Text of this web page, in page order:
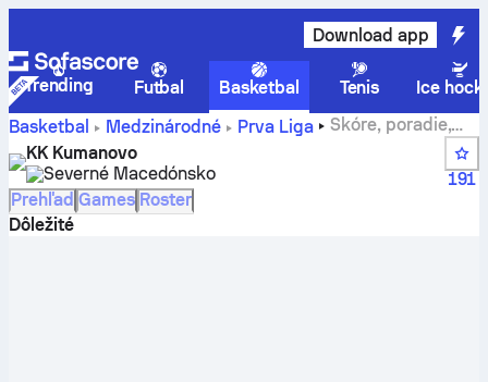
Download app
Trending Futbal Basketbal Tenis
Ice
Basketbal
Medzinárodné Prva Liga
Skóre, poradie,
rozpis zápasov a hráči tímu KK Kumanovo
KK Kumanovo
Severné Macedónsko
191
Prehľad Games Roster
Dôležité